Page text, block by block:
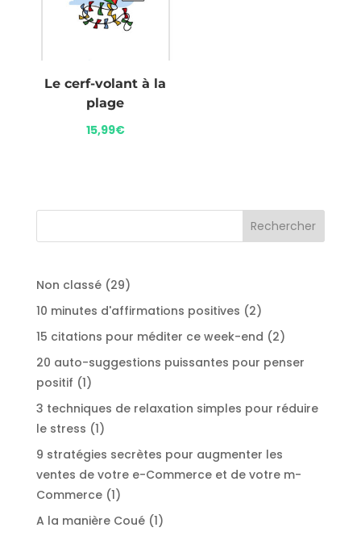
Le cerf-volant à la
plage
15,99€
Non classé 2929
produits
10 minutes d'affirmations positives 22
produits
15 citations pour méditer ce week-end 22
20 auto-suggestions puissantes pour penser
positif 11
produit
3 techniques de relaxation simples pour réduire
le stress 11
produit
9 stratégies secrètes pour augmenter les
ventes de votre e-Commerce et de votre m-
Commerce 11
produit
A la manière Coué 11